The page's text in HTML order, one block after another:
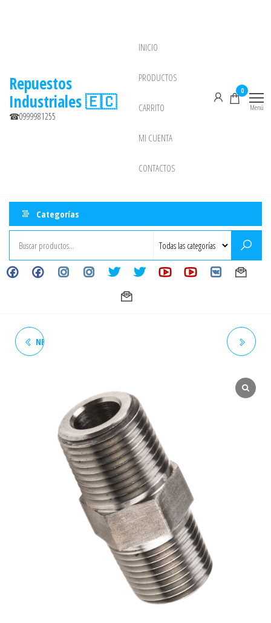
Repuestos
Industriales 🇪🇨
☎0999981255
INICIO
PRODUCTOS
CARRITO
MI CUENTA
CONTACTOS
0
Menú
Categorías
NEPLO HEXAGONAL 1/4" X 3"